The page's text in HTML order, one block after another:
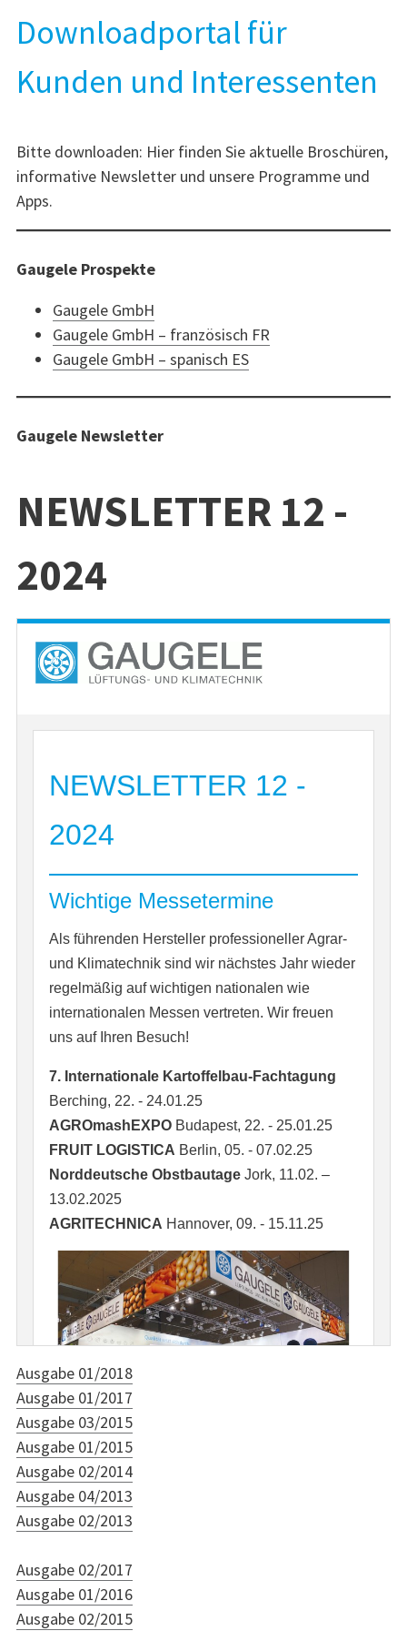
Downloadportal für
Kunden und Interessenten
Bitte downloaden: Hier finden Sie aktuelle Broschüren,
informative Newsletter und unsere Programme und
Apps.
Gaugele Prospekte
Gaugele GmbH
Gaugele GmbH – französisch FR
Gaugele GmbH – spanisch ES
Gaugele Newsletter
NEWSLETTER 12 -
2024
Ausgabe 01/2018
Ausgabe 01/2017
Ausgabe 03/2015
Ausgabe 01/2015
Ausgabe 02/2014
Ausgabe 04/2013
Ausgabe 02/2013
Ausgabe 02/2017
Ausgabe 01/2016
Ausgabe 02/2015